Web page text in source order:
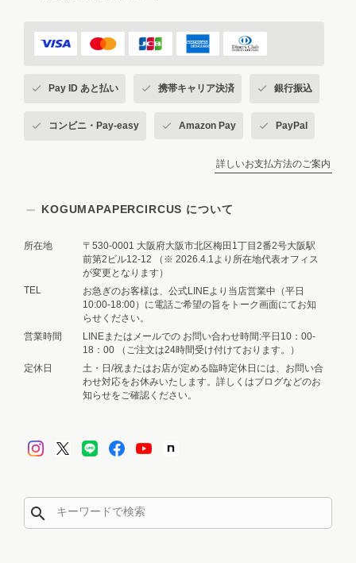
Pay ID あと払い 携帯キャリア決済 銀行振込
コンビニ・Pay-easy Amazon Pay PayPal
詳しいお支払方法のご案内
KOGUMAPAPERCIRCUS について
所在地
〒530-0001 大阪府大阪市北区梅田1丁目2番2号大阪駅
前第2ビル12-12 （※ 2026.4.1より所在地代表オフィス
が変更となります）
TEL
お急ぎのお客様は、公式LINEより当店営業中（平日
10:00-18:00）に電話ご希望の旨をトーク画面にてお知
らせください。
営業時間
LINEまたはメールでの お問い合わせ時間:平日10：00-
18：00 （ご注文は24時間受け付けております。）
定休日
土・日/祝またはお店が定める臨時定休日には、お問い合
わせ対応をお休みいたします。詳しくはブログなどのお
知らせをご確認ください。
search